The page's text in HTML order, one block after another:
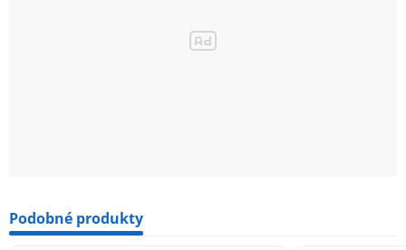
Podobné produkty